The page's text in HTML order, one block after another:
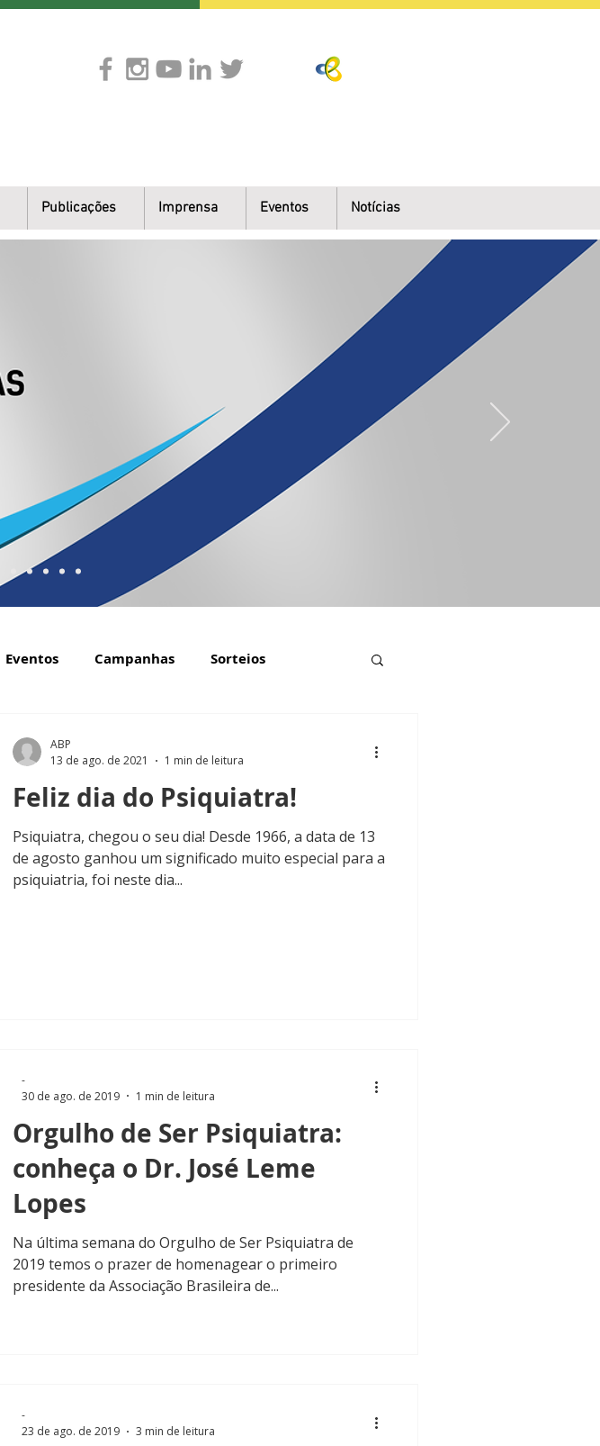
Publicações Imprensa Eventos Notícias
Eventos Campanhas Sorteios
Feliz dia do Psiquiatra!
Psiquiatra, chegou o seu dia! Desde 1966, a data de 13
de agosto ganhou um significado muito especial para a
psiquiatria, foi neste dia...
ABP
13 de ago. de 2021
1 min de leitura
Orgulho de Ser Psiquiatra:
conheça o Dr. José Leme
Lopes
Na última semana do Orgulho de Ser Psiquiatra de
2019 temos o prazer de homenagear o primeiro
presidente da Associação Brasileira de...
-
30 de ago. de 2019
1 min de leitura
-
23 de ago. de 2019
3 min de leitura